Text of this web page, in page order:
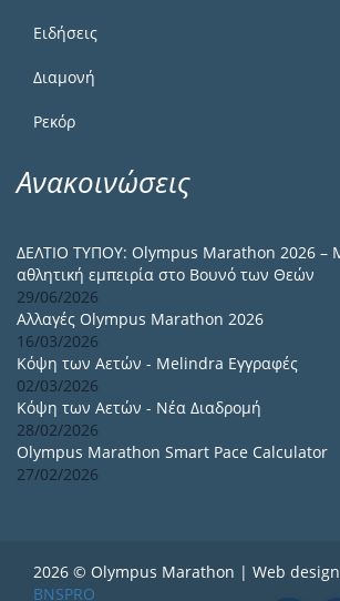
Ειδήσεις
Διαμονή
Ρεκόρ
Ανακοινώσεις
ΔΕΛΤΙΟ ΤΥΠΟΥ: Olympus Marathon 2026 –
αθλητική εμπειρία στο Βουνό των Θεών
29/06/2026
Αλλαγές Olympus Marathon 2026
16/03/2026
Κόψη των Αετών - Melindra Εγγραφές
02/03/2026
Κόψη των Αετών - Νέα Διαδρομή
28/02/2026
Olympus Marathon Smart Pace Calculator
27/02/2026
2026 © Olympus Marathon | Web
BNSPRO